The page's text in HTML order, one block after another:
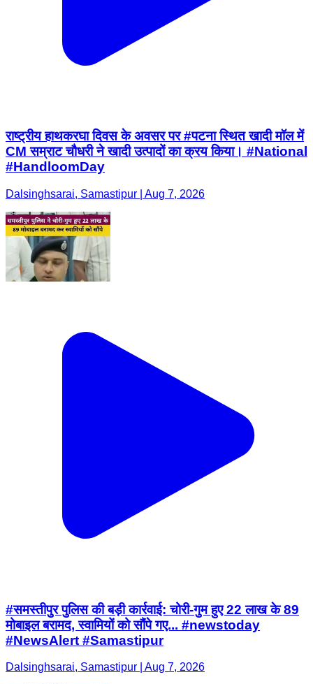
राष्ट्रीय हाथकरघा दिवस के अवसर पर #पटना स्थित खादी मॉल में
CM सम्राट चौधरी ने खादी उत्पादों का क्रय किया। #National
#HandloomDay
Dalsinghsarai, Samastipur | Aug 7, 2026
#समस्तीपुर पुलिस की बड़ी कार्रवाई: चोरी-गुम हुए 22 लाख के 89
मोबाइल बरामद, स्वामियों को सौंपे गए... #newstoday
#NewsAlert #Samastipur
Dalsinghsarai, Samastipur | Aug 7, 2026